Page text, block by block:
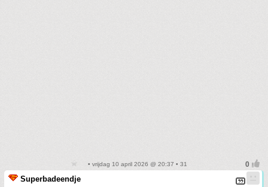
• vrijdag 10 april 2026 @ 20:37 • 31
Superbadeendje